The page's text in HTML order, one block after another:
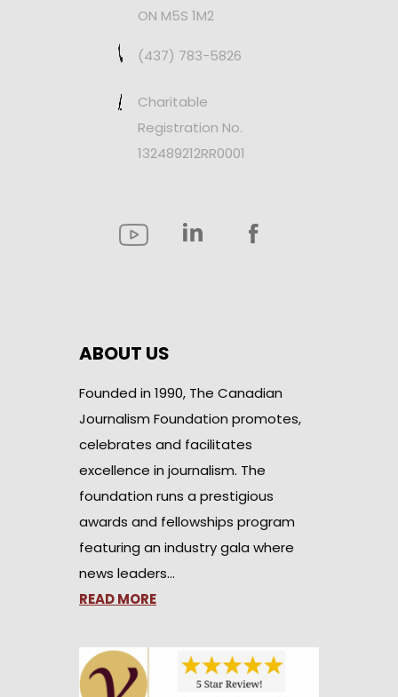
ON M5S 1M2
(437) 783-5826
Charitable
Registration No.
132489212RR0001
ABOUT US
Founded in 1990, The Canadian
Journalism Foundation promotes,
celebrates and facilitates
excellence in journalism. The
foundation runs a prestigious
awards and fellowships program
featuring an industry gala where
news leaders…
READ MORE